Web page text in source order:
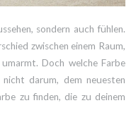
sondern auch fühlen.
zwischen einem Raum,
Doch welche Farbe
darum, dem neuesten
zu finden, die zu deinem